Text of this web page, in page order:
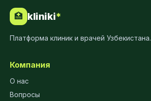
🏥 kliniki*
Платформа клиник и врачей Узбекистана.
Компания
О нас
Вопросы